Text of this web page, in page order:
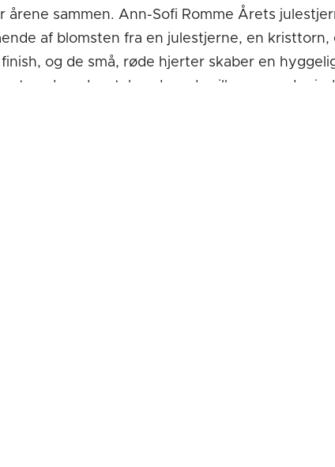
sammen. Ann-Sofi Romme Årets
af blomsten fra en julestjerne, en
og de små, røde hjerter skaber en
med matchende røde silkesnore, der